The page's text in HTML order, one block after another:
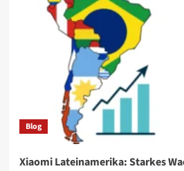
Blog
Xiaomi Lateinamerika: Starkes